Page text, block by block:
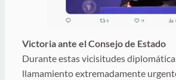
Victoria ante el Consejo de Estado
Durante estas vicisitudes
llamamiento extremadamente